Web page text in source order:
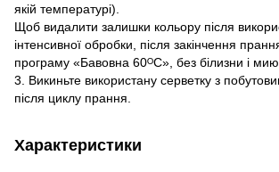
якій температурі).
Щоб видалити залишки кольору після
інтенсивної обробки, після закінчення
програму «Бавовна 60ᴼC», без білизни і
3. Викиньте використану серветку з
після циклу прання.
Характеристики